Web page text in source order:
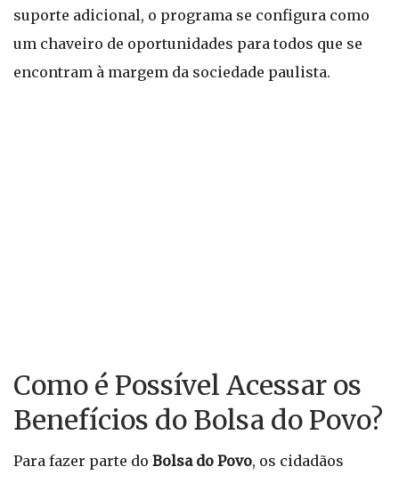
suporte adicional, o programa se configura como
um chaveiro de oportunidades para todos que se
encontram à margem da sociedade paulista.
Como é Possível Acessar os
Benefícios do Bolsa do Povo?
Para fazer parte do Bolsa do Povo, os cidadãos